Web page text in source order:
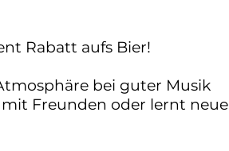
Rabatt aufs Bier!
bei guter Musik
Freunden oder lernt neue